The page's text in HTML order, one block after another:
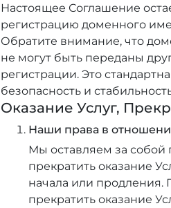
Настоящее Соглашение
регистрацию доменного
Обратите внимание, что
не могут быть переданы
регистрации. Это
безопасность и
Оказание Услуг,
Наши права в
Мы оставляем за собой
прекратить оказание
начала или продления.
прекратить оказание